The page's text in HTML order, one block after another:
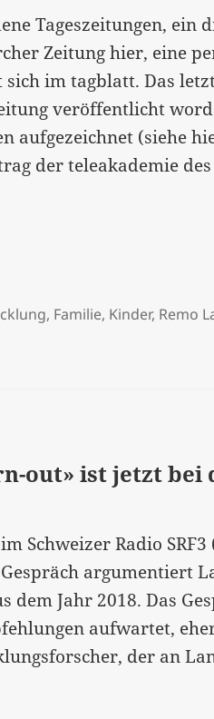
Tageszeitungen, ein
Zeitung hier, eine
im tagblatt. Das
veröffentlicht
aufgezeichnet (siehe
der teleakademie
, Familie, Kinder, Remo
out» ist jetzt
Schweizer Radio
argumentiert
Jahr 2018. Das
aufwartet,
der an